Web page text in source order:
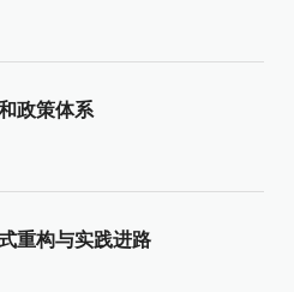
政策体系
重构与实践进路